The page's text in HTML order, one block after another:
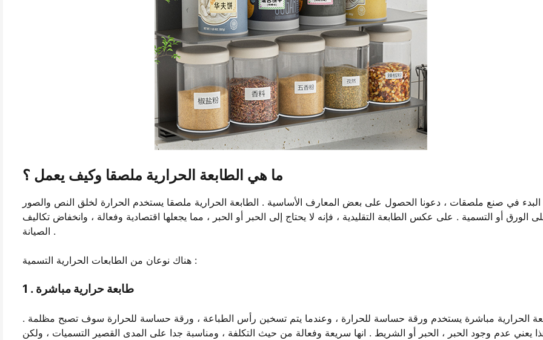
ما هي الطابعة الحرارية ملصقا وكيف يعمل ؟
في صنع ملصقات ، دعونا الحصول على بعض المعارف الأساسية . الطابعة الحرارية ملصقا يستخدم الحرارة لخلق النص والصور
الورق أو التسمية . على عكس الطابعة التقليدية ، فإنه لا يحتاج إلى الحبر أو الحبر ، مما يجعلها اقتصادية وفعالة ، وانخفاض تكاليف
الصيانة .
هناك نوعان من الطابعات الحرارية التسمية :
1 . طابعة حرارية مباشرة
الحرارية مباشرة يستخدم ورقة حساسة للحرارة ، وعندما يتم تسخين رأس الطباعة ، ورقة حساسة للحرارة سوف تصبح مظلمة .
يعني عدم وجود الحبر ، الحبر أو الشريط . انها سريعة وفعالة من حيث التكلفة ، ومناسبة جدا على المدى القصير التسميات ، ولكن